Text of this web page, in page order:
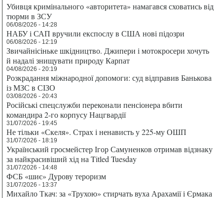
Убивця кримінального «авторитета» намагався сховатись від
тюрми в ЗСУ
06/08/2026 - 14:28
НАБУ і САП вручили експослу в США нові підозри
06/08/2026 - 12:19
Звичайнісіньке шкідництво. Джипери і мотокросери хочуть
й надалі знищувати природу Карпат
04/08/2026 - 20:19
Розкрадання міжнародної допомоги: суд відправив Банькова
із МЗС в СІЗО
03/08/2026 - 20:43
Російські спецслужби переконали пенсіонера вбити
командира 2-го корпусу Нацгвардії
31/07/2026 - 19:45
Не тільки «Скеля». Страх і ненависть у 225-му ОШП
31/07/2026 - 18:19
Український гросмейстер Ігор Самуненков отримав відзнаку
за найкрасивіший хід на Titled Tuesday
31/07/2026 - 14:48
ФСБ «шиє» Дурову тероризм
31/07/2026 - 13:37
Михайло Ткач: за «Трухою» стирчать вуха Арахамії і Єрмака